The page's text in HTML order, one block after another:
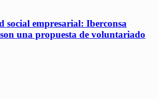
social empresarial: Iberconsa
una propuesta de voluntariado